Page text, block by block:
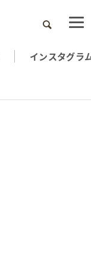
検索
インスタグラ